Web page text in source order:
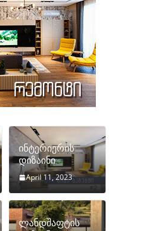
ინტერიერის
დიზაინი
April 11, 2023
ლანდშაფტის